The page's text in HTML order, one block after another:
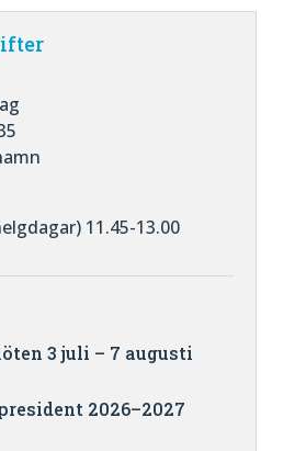
11.45-13.00
3 juli – 7 augusti
2026–2027